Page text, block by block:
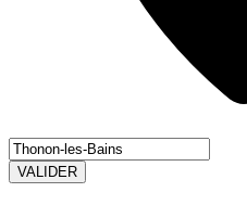
VALIDER